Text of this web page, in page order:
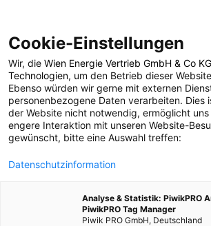
POSTS BY TAG
1 BEITRAG
Cookie-Einstellungen
Wir, die Wien Energie Vertrieb GmbH & Co KG
Technologien, um den Betrieb dieser
Ebenso würden wir gerne mit externen
personenbezogene Daten verarbeiten. Dies
der Website nicht notwendig, ermöglicht
engere Interaktion mit unseren Website-
gewünscht, bitte eine Auswahl treffen:
Datenschutzinformation
Analyse & Statistik: PiwikPRO
PiwikPRO Tag Manager
Piwik PRO GmbH, Deutschland